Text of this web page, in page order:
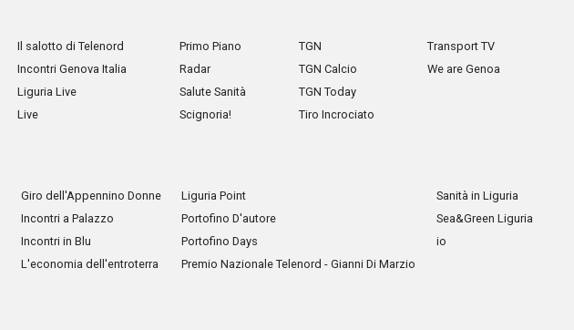
Il salotto di Telenord
Incontri Genova Italia
Liguria Live
Live
Primo Piano
Radar
Salute Sanità
Scignoria!
TGN
TGN Calcio
TGN Today
Tiro Incrociato
Transport TV
We are Genoa
Giro dell'Appennino Donne
Incontri a Palazzo
Incontri in Blu
L'economia dell'entroterra
Liguria Point
Portofino D'autore
Portofino Days
Premio Nazionale Telenord - Gianni Di Marzio
Sanità in Liguria
Sea&Green Liguria
io